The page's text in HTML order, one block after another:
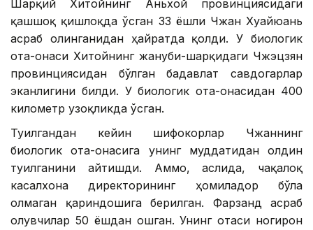
Шарқий Хитойнинг Аньхой провинциясидаги
қашшоқ қишлоқда ўсган 33 ёшли Чжан Хуайюань
асраб олинганидан ҳайратда қолди. У биологик
ота-онаси Хитойнинг жануби-шарқидаги Чжэцзян
провинциясидан бўлган бадавлат савдогарлар
эканлигини билди. У биологик ота-онасидан 400
километр узоқликда ўсган.
Туғилгандан кейин шифокорлар Чжаннинг
биологик ота-онасига унинг муддатидан олдин
туғилганини айтишди. Аммо, аслида, чақалоқ
касалхона директорининг ҳомиладор бўла
олмаган қариндошига берилган. Фарзанд асраб
олувчилар 50 ёшдан ошган. Унинг отаси ногирон